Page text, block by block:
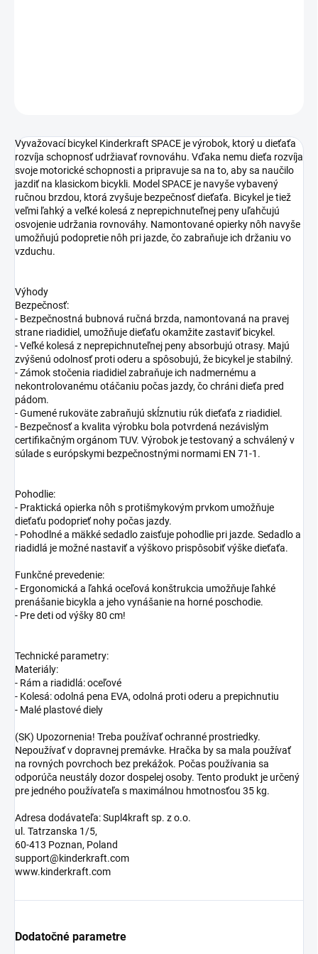
Vyvažovací bicykel Kinderkraft SPACE je výrobok, ktorý u dieťaťa
rozvíja schopnosť udržiavať rovnováhu. Vďaka nemu dieťa rozvíja
svoje motorické schopnosti a pripravuje sa na to, aby sa naučilo
jazdiť na klasickom bicykli. Model SPACE je navyše vybavený
ručnou brzdou, ktorá zvyšuje bezpečnosť dieťaťa. Bicykel je tiež
veľmi ľahký a veľké kolesá z neprepichnuteľnej peny uľahčujú
osvojenie udržania rovnováhy. Namontované opierky nôh navyše
umožňujú podopretie nôh pri jazde, čo zabraňuje ich držaniu vo
vzduchu.
Výhody
Bezpečnosť:
- Bezpečnostná bubnová ručná brzda, namontovaná na pravej
strane riadidiel, umožňuje dieťaťu okamžite zastaviť bicykel.
- Veľké kolesá z neprepichnuteľnej peny absorbujú otrasy. Majú
zvýšenú odolnosť proti oderu a spôsobujú, že bicykel je stabilný.
- Zámok stočenia riadidiel zabraňuje ich nadmernému a
nekontrolovanému otáčaniu počas jazdy, čo chráni dieťa pred
pádom.
- Gumené rukoväte zabraňujú skĺznutiu rúk dieťaťa z riadidiel.
- Bezpečnosť a kvalita výrobku bola potvrdená nezávislým
certifikačným orgánom TUV. Výrobok je testovaný a schválený v
súlade s európskymi bezpečnostnými normami EN 71-1.
Pohodlie:
- Praktická opierka nôh s protišmykovým prvkom umožňuje
dieťaťu podoprieť nohy počas jazdy.
- Pohodlné a mäkké sedadlo zaisťuje pohodlie pri jazde. Sedadlo a
riadidlá je možné nastaviť a výškovo prispôsobiť výške dieťaťa.
Funkčné prevedenie:
- Ergonomická a ľahká oceľová konštrukcia umožňuje ľahké
prenášanie bicykla a jeho vynášanie na horné poschodie.
- Pre deti od výšky 80 cm!
Technické parametry:
Materiály:
- Rám a riadidlá: oceľové
- Kolesá: odolná pena EVA, odolná proti oderu a prepichnutiu
- Malé plastové diely
(SK) Upozornenia! Treba používať ochranné prostriedky.
Nepoužívať v dopravnej premávke. Hračka by sa mala používať
na rovných povrchoch bez prekážok. Počas používania sa
odporúča neustály dozor dospelej osoby. Tento produkt je určený
pre jedného používateľa s maximálnou hmotnosťou 35 kg.
Adresa dodávateľa: Supl4kraft sp. z o.o.
ul. Tatrzanska 1/5,
60-413 Poznan, Poland
support@kinderkraft.com
www.kinderkraft.com
Dodatočné parametre